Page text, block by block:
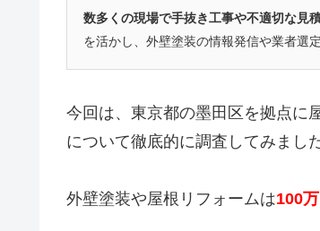
数多くの現場で手抜き工事や不適切な見
を活かし、外壁塗装の情報発信や業者選
今回は、東京都の墨田区を拠点に
について徹底的に調査してみました
外壁塗装や屋根リフォームは100